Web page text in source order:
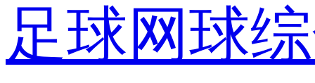
足球网球